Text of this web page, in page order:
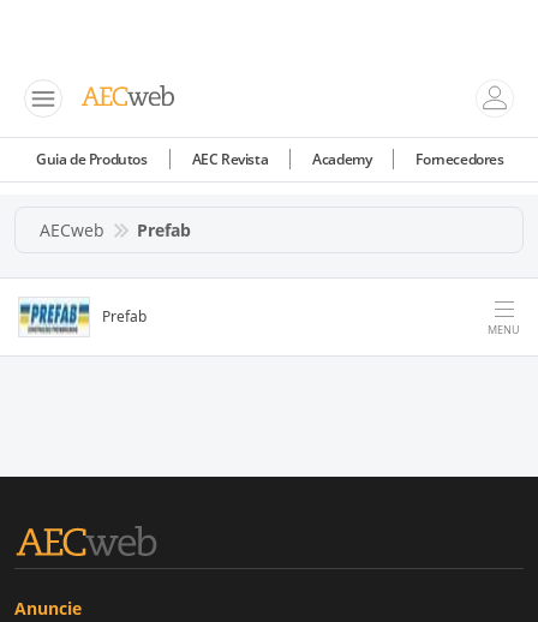
Guia de Produtos AEC Revista Academy Fornecedores
AECweb Prefab
Prefab
MENU
Anuncie